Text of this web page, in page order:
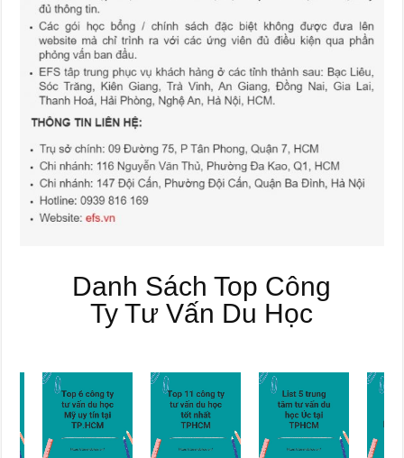
Danh Sách Top Công
Ty Tư Vấn Du Học